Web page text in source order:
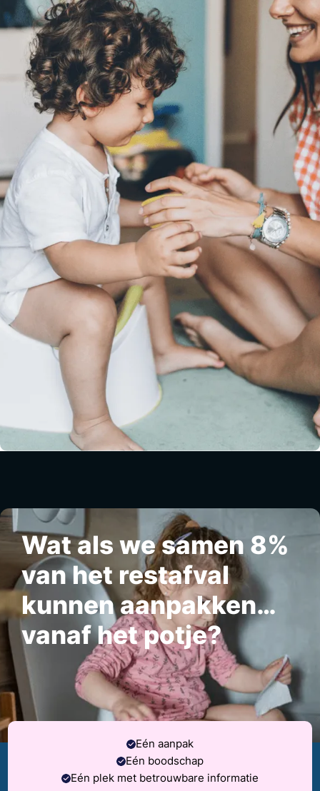
Wat als we samen 8%
van het restafval
kunnen aanpakken…
vanaf het potje?
Eén aanpak
Eén boodschap
Eén plek met betrouwbare informatie